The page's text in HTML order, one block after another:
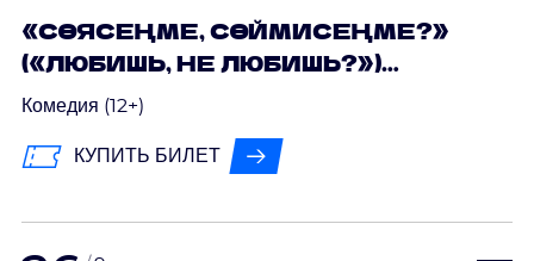
«СӨЯСЕҢМЕ, СӨЙМИСЕҢМЕ?»
(«ЛЮБИШЬ, НЕ ЛЮБИШЬ?»)
ФЛОРИД БҮЛӘКОВ
Комедия (12+)
КУПИТЬ БИЛЕТ